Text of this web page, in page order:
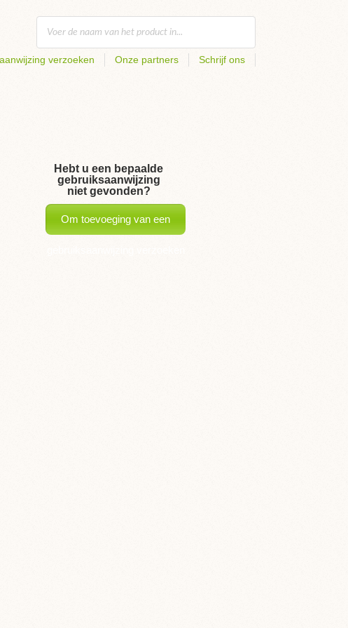
verzoeken Onze partners Schrijf ons
Hebt u een bepaalde
gebruiksaanwijzing
niet gevonden?
Om toevoeging van een